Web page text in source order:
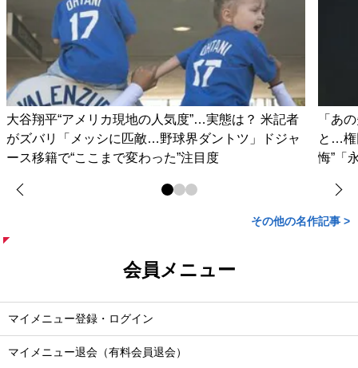
大谷翔平“アメリカ現地の人気度”…実態は？ 米記者
がズバリ「メッシに匹敵…野球界ダントツ」ドジャ
ース移籍で“ここまで変わった”注目度
「あ
と…権
悔”「
その他の名作記事 >
会員メニュー
マイメニュー登録・ログイン
マイメニュー退会（有料会員退会）